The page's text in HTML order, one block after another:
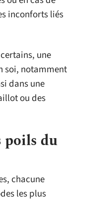
inconforts liés
une
soi, notamment
dans une
ou des
poils du
chacune
les plus